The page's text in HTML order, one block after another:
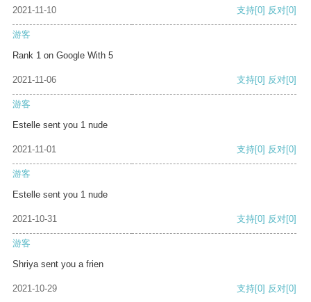
2021-11-10 支持[0] 反对[0]
游客
Rank 1 on Google With 5
2021-11-06 支持[0] 反对[0]
游客
Estelle sent you 1 nude
2021-11-01 支持[0] 反对[0]
游客
Estelle sent you 1 nude
2021-10-31 支持[0] 反对[0]
游客
Shriya sent you a frien
2021-10-29 支持[0] 反对[0]